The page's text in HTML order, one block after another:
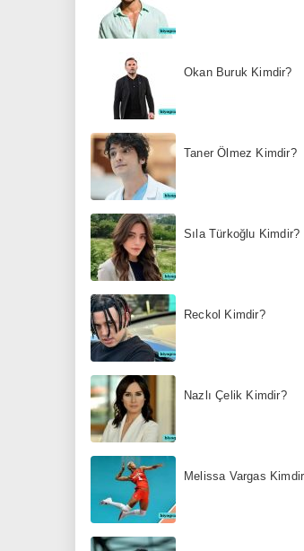
Okan Buruk Kimdir?
Taner Ölmez Kimdir?
Sıla Türkoğlu Kimdir?
Reckol Kimdir?
Nazlı Çelik Kimdir?
Melissa Vargas